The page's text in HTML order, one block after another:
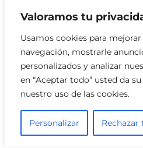
Valoramos tu
Usamos cookies para
navegación, mostrarle
personalizados y analizar
en “Aceptar todo” usted da
nuestro uso de las cookies.
Personalizar Rechazar
Licorerías en